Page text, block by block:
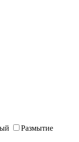
Размытие